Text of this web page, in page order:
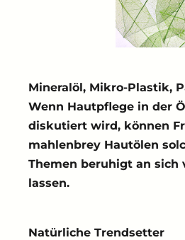
Mineralöl, Mikro-Plastik,
Wenn Hautpflege in der
diskutiert wird, können
mahlenbrey Hautölen
Themen beruhigt an sich
lassen.
Natürliche Trendsetter